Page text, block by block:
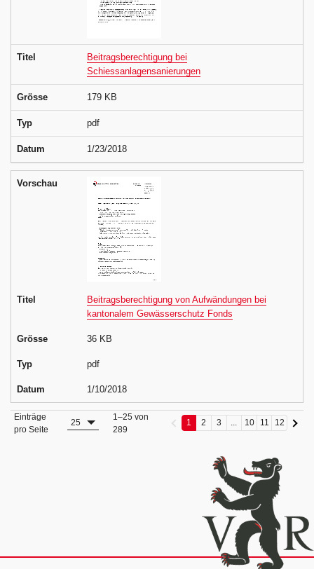
Titel
Beitragsberechtigung bei
Schiessanlagensanierungen
Grösse 179 KB
Typ pdf
Datum 1/23/2018
Vorschau
Titel
Beitragsberechtigung von Aufwändungen bei
kantonalem Gewässerschutz Fonds
Grösse 36 KB
Typ pdf
Datum 1/10/2018
Einträge
pro Seite
25
1–25 von
289
1 2 3 ... 10 11 12